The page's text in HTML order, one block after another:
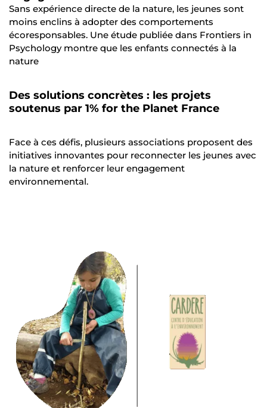
Sans expérience directe de la nature, les jeunes sont
moins enclins à adopter des comportements
écoresponsables. Une étude publiée dans Frontiers in
Psychology montre que les enfants connectés à la
nature
Des solutions concrètes : les projets
soutenus par 1% for the Planet France
Face à ces défis, plusieurs associations proposent des
initiatives innovantes pour reconnecter les jeunes avec
la nature et renforcer leur engagement
environnemental.